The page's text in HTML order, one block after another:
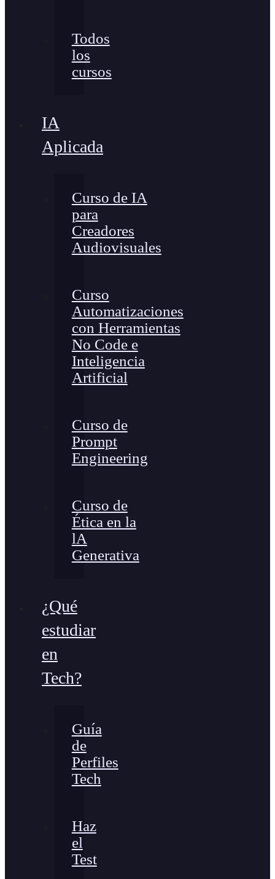
Todos
los
cursos
IA
Aplicada
Curso de IA
para
Creadores
Audiovisuales
Curso
Automatizaciones
con Herramientas
No Code e
Inteligencia
Artificial
Curso de
Prompt
Engineering
Curso de
Ética en la
lA
Generativa
¿Qué
estudiar
en
Tech?
Guía
de
Perfiles
Tech
Haz
el
Test